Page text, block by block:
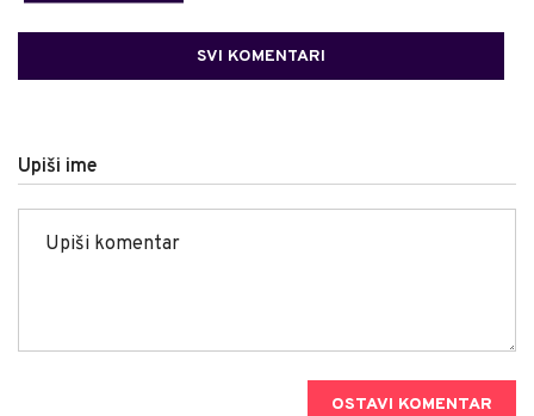
SVI KOMENTARI
Upiši ime
OSTAVI KOMENTAR